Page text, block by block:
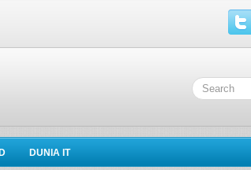
DUNIA IT